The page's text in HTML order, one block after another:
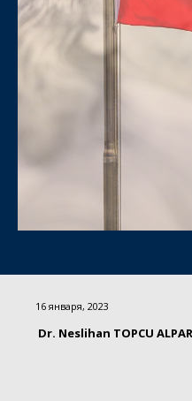
16 января, 2023
Dr. Neslihan TOPCU